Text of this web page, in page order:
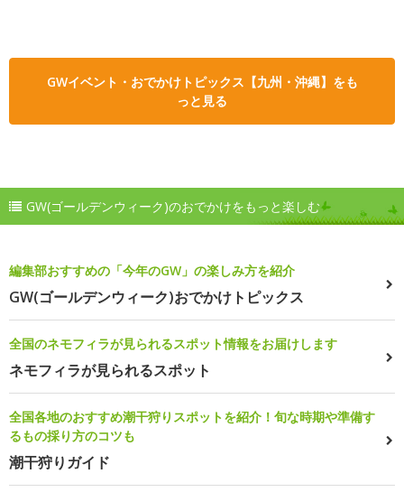
GWイベント・おでかけトピックス【九州・沖縄】をも
っと見る
GW(ゴールデンウィーク)のおでかけをもっと楽しむ
編集部おすすめの「今年のGW」の楽しみ方を紹介
GW(ゴールデンウィーク)おでかけトピックス
全国のネモフィラが見られるスポット情報をお届けします
ネモフィラが見られるスポット
全国各地のおすすめ潮干狩りスポットを紹介！旬な時期や準備す
るもの採り方のコツも
潮干狩りガイド